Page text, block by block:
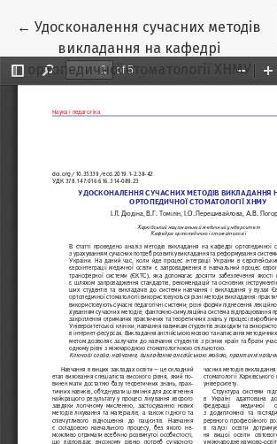
←Повернутися до подробиць статті
Удосконалення сучасних методів
викладання на кафедрі
ортопедичної стоматології ХНМУ